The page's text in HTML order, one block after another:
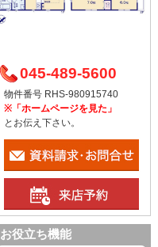
045-489-5600
物件番号 RHS-980915740
※「ホームページを見た」
とお伝え下さい。
お役立ち機能